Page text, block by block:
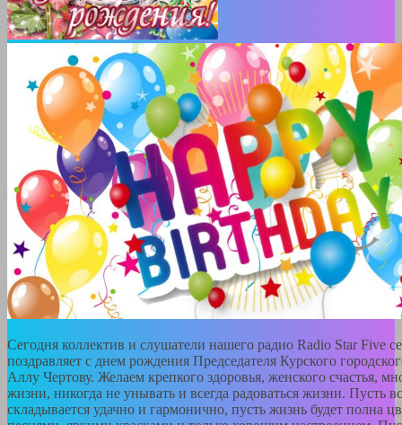
Сегодня коллектив и слушатели нашего радио Radio Star Five
поздравляет с днем рождения Председателя Курского
Аллу Чертову. Желаем крепкого здоровья, женского счастья,
жизни, никогда не унывать и всегда радоваться жизни. Пусть
складывается удачно и гармонично, пусть жизнь будет полна